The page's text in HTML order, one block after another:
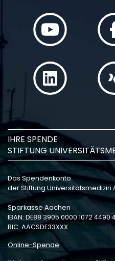
IHRE SPENDE
STIFTUNG
Das Spendenkonto
der Stiftung Universitätsmedizin
Sparkasse Aachen
IBAN: DE88 3905 0000 1072 4490
BIC: AACSDE33XXX
Online-Spende